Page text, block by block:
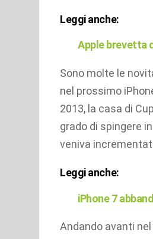
Leggi anche:
Apple brevetta
Sono molte le
nel prossimo
2013, la casa di
grado di spingere
veniva
Leggi anche:
iPhone 7
Andando avanti